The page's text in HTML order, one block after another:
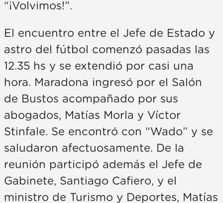
“¡Volvimos!”.
El encuentro entre el Jefe de Estado y
astro del fútbol comenzó pasadas las
12.35 hs y se extendió por casi una
hora. Maradona ingresó por el Salón
de Bustos acompañado por sus
abogados, Matías Morla y Víctor
Stinfale. Se encontró con “Wado” y se
saludaron afectuosamente. De la
reunión participó además el Jefe de
Gabinete, Santiago Cafiero, y el
ministro de Turismo y Deportes, Matías